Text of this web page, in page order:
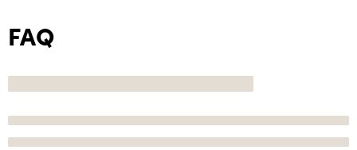
FAQ